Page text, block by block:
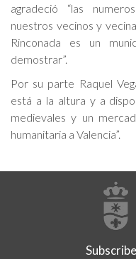
agradeció “las
nuestros vecinos y
Rinconada es un
demostrar”.
Por su parte Raquel
está a la altura y a
medievales y un
humanitaria a Valencia”.